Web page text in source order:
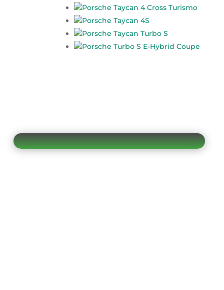
Porsche Taycan 4 Cross Turismo
Porsche Taycan 4S
Porsche Taycan Turbo S
Porsche Turbo S E-Hybrid Coupe